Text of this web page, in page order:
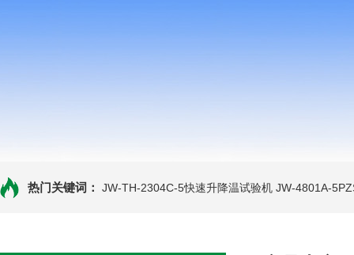
热门关键词： JW-TH-2304C-5快速升降温试验机 JW-4801A-